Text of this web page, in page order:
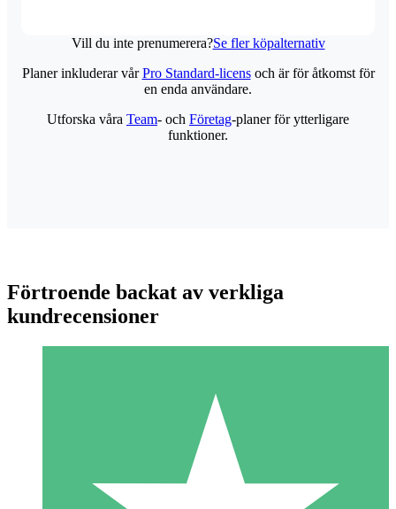
Vill du inte prenumerera?Se fler köpalternativ
Individuella Kreditpaket
Betala per användning med nedladdningskrediter. Inget
Planer inkluderar vårPro Standard-licensoch är för åtkomst för
en enda användare.
Utforska våra Team- och Företag-planer för ytterligare
funktioner.
Förtroende backat av verkliga
kundrecensioner